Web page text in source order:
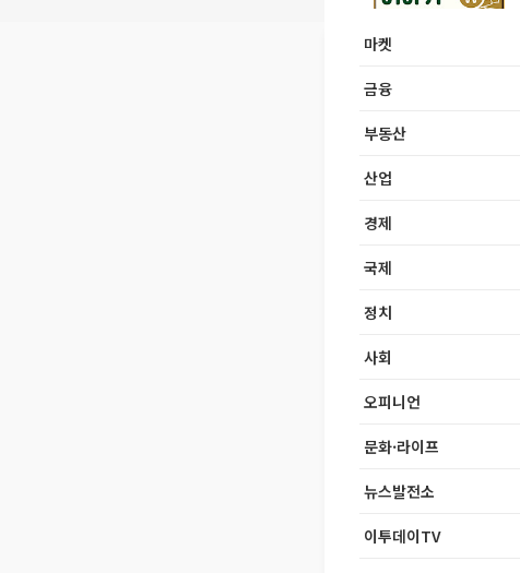
마켓
금융
부동산
산업
경제
국제
정치
사회
오피니언
문화·라이프
뉴스발전소
이투데이TV